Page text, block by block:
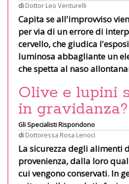
di Dottor Leo Venturelli
Capita se all'improvviso
per via di un errore di
cervello, che giudica
luminosa abbagliante un
che spetta al naso
Olive e lupini
in gravidanza?
Gli Specialisti Rispondono
di Dottoressa Rosa Lenoci
La sicurezza degli alimenti
provenienza, dalla loro
cui vengono conservati. In